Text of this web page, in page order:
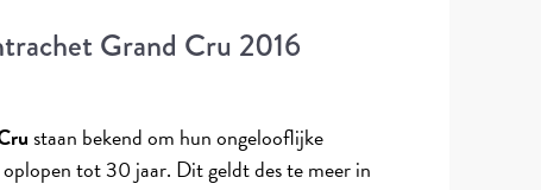
Grand Cru 2016
staan bekend om hun ongelooflijke
tot 30 jaar. Dit geldt des te meer in